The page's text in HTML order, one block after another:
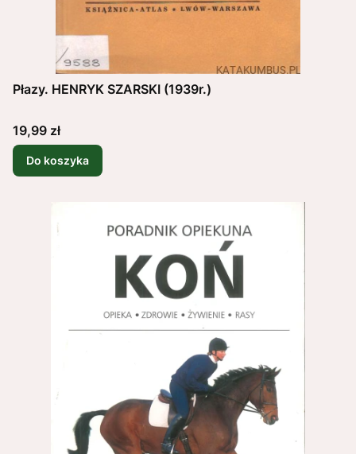
Płazy. HENRYK SZARSKI (1939r.)
Cena
19,99 zł
Do koszyka